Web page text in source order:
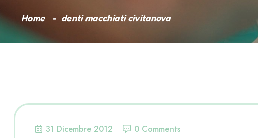
Home denti macchiati civitanova
31 Dicembre 2012 0 Comments